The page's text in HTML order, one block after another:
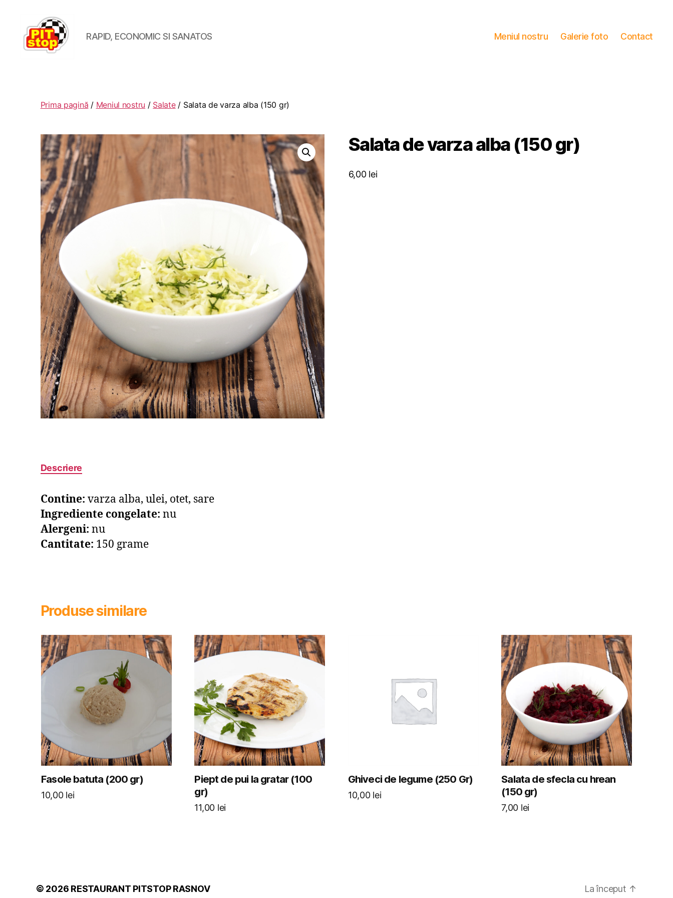
RAPID, ECONOMIC SI SANATOS Meniul nostru Galerie foto Contact
Prima pagină / Meniul nostru / Salate/ Salata de varza alba (150 gr)
Salata de varza alba (150 gr)
6,00 lei
Descriere
Contine: varza alba, ulei, otet, sare
Ingrediente congelate: nu
Alergeni: nu
Cantitate: 150 grame
Produse similare
Fasole batuta (200 gr)
10,00 lei
Piept de pui la gratar (100
gr)
11,00 lei
Ghiveci de legume (250 Gr)
10,00 lei
Salata de sfecla cu hrean
(150 gr)
7,00 lei
© 2026 RESTAURANT PITSTOP RASNOV La început ↑